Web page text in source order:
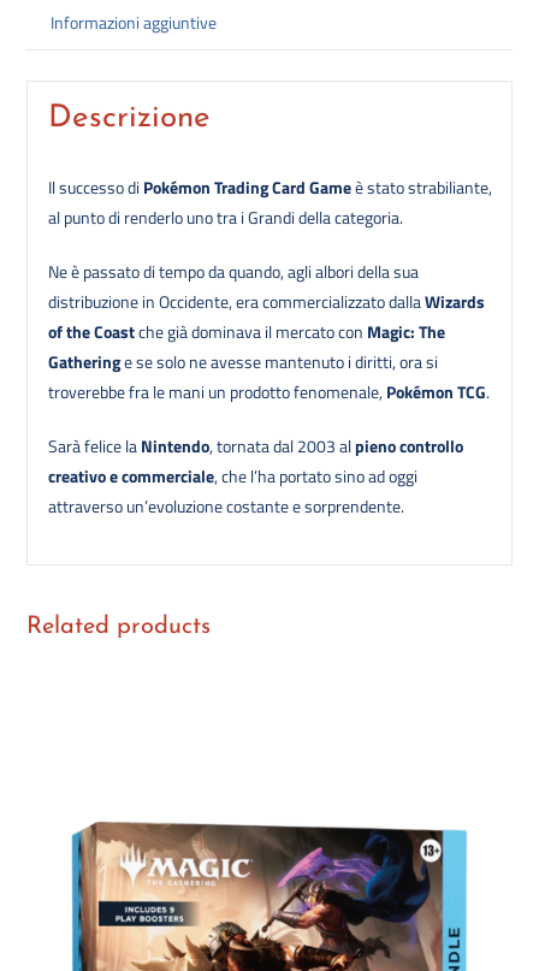
Informazioni aggiuntive
Descrizione
Il successo di Pokémon Trading Card Gameè stato strabiliante,
al punto di renderlo uno tra i Grandi della categoria.
Ne è passato di tempo da quando, agli albori della sua
distribuzione in Occidente, era commercializzato dallaWizards
of the Coastche già dominava il mercato con Magic: The
Gatheringe se solo ne avesse mantenuto i diritti, ora si
troverebbe fra le mani un prodotto fenomenale,Pokémon TCG.
Sarà felice laNintendo, tornata dal 2003 alpieno controllo
creativo e commerciale, che l’ha portato sino ad oggi
attraverso un’evoluzione costante e sorprendente.
Related products